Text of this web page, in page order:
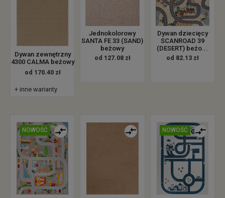
Dywan zewnętrzny
4300 CALMA beżowy
od 170.40 zł
+ inne warianty
Jednokolorowy
SANTA FE 33 (SAND)
beżowy
od 127.08 zł
Dywan dziecięcy
SCANROAD 39
(DESERT) beżo...
od 82.13 zł
NOWOŚĆ NOWOŚĆ